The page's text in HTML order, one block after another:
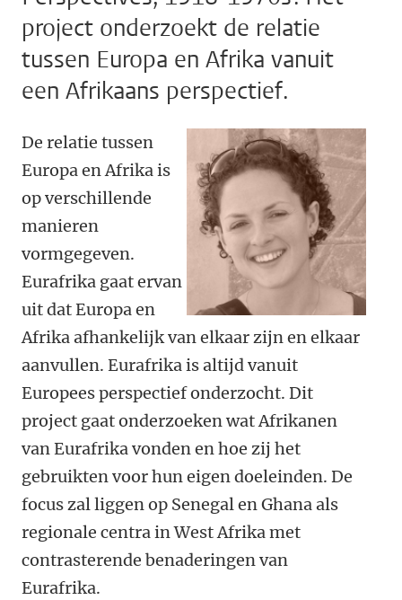
project onderzoekt de relatie
tussen Europa en Afrika vanuit
een Afrikaans perspectief.
De relatie tussen
Europa en Afrika is
op verschillende
manieren
vormgegeven.
Eurafrika gaat ervan
uit dat Europa en
Afrika afhankelijk van elkaar zijn en elkaar
aanvullen. Eurafrika is altijd vanuit
Europees perspectief onderzocht. Dit
project gaat onderzoeken wat Afrikanen
van Eurafrika vonden en hoe zij het
gebruikten voor hun eigen doeleinden. De
focus zal liggen op Senegal en Ghana als
regionale centra in West Afrika met
contrasterende benaderingen van
Eurafrika.